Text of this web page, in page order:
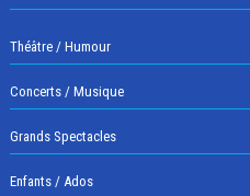
Théâtre / Humour
Concerts / Musique
Grands Spectacles
Enfants / Ados